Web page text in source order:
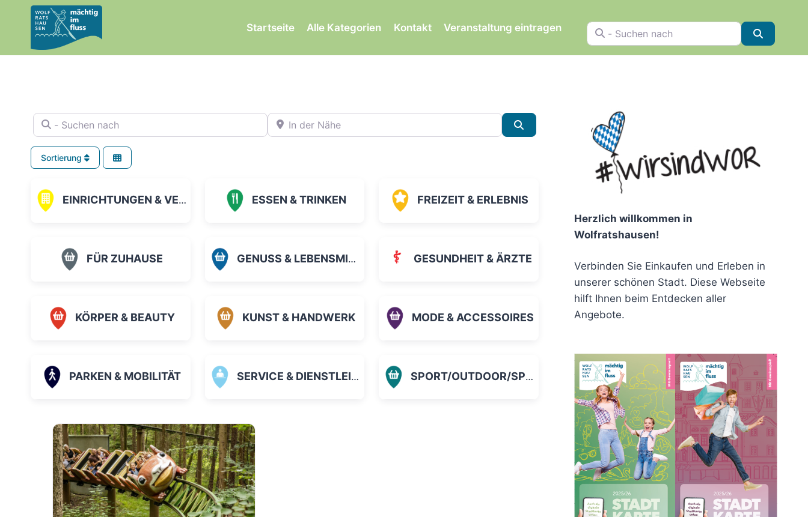
springen
Startseite Alle Kategorien Kontakt Veranstaltung eintragen - Suchen nach
- Suchen nach In der Nähe
Sortierung
EINRICHTUNGEN & VEREINE ESSEN & TRINKEN FREIZEIT & ERLEBNIS
FÜR ZUHAUSE GENUSS & LEBENSMITTEL GESUNDHEIT & ÄRZTE
KÖRPER & BEAUTY KUNST & HANDWERK MODE & ACCESSOIRES
PARKEN & MOBILITÄT SERVICE & DIENSTLEISTUNGEN SPORT/OUTDOOR/SPIELZEUG
Herzlich willkommen in
Wolfratshausen!
Verbinden Sie Einkaufen und Erleben in
unserer schönen Stadt. Diese Webseite
hilft Ihnen beim Entdecken aller
Angebote.